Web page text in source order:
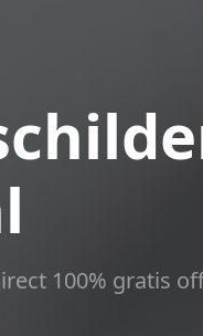
100% gratis